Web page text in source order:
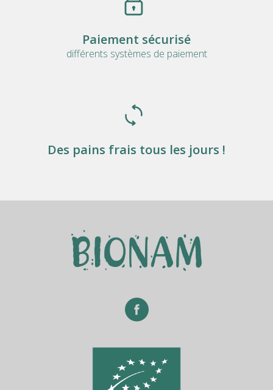
Paiement sécurisé
différents systèmes de paiement
Des pains frais tous les jours !